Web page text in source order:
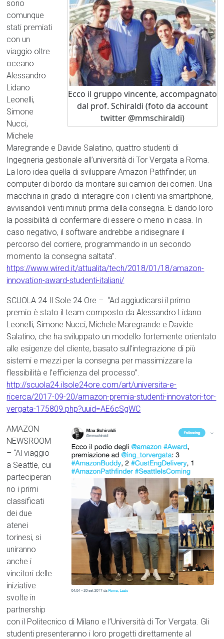
Ecco il gruppo vincente, accompagnato
dal prof. Schiraldi (foto da account
twitter @mmschiraldi)
sono
comunque
stati premiati
con un
viaggio oltre
oceano
Alessandro
Lidano
Leonelli,
Simone
Nucci,
Michele
Maregrande e Davide Salatino, quattro studenti di
Ingegneria gestionale all’università di Tor Vergata a Roma.
La loro idea quella di sviluppare Amazon Pathfinder, un
computer di bordo da montare sui camion dei corrieri. Una
macchina in grado di interagire con i clienti via smartphone,
avvisandoli venti minuti prima della consegna. E dando loro
la possibilità di confermare di essere o meno in casa. In
caso negativo, il software andrebbe a ridisegnare il
percorso del corriere, programmando in un secondo
momento la consegna saltata”.
https://www.wired.it/attualita/tech/2018/01/18/amazon-
innovation-award-studenti-italiani/
SCUOLA 24 Il Sole 24 Ore – “Ad aggiudicarsi il primo
premio è stato il team composto da Alessandro Lidano
Leonelli, Simone Nucci, Michele Maregrande e Davide
Salatino, che ha sviluppato un modello fortemente orientato
alle esigenze del cliente, basato sull’integrazione di più
sistemi e mezzi per la consegna per massimizzare la
flessibilità e l’efficienza del processo”.
http://scuola24.ilsole24ore.com/art/universita-e-
ricerca/2017-09-20/amazon-premia-studenti-innovatori-tor-
vergata-175809.php?uuid=AE6cSgWC
AMAZON
NEWSROOM
– “Al viaggio
a Seattle, cui
parteciperan
no i primi
classificati
dei due
atenei
torinesi, si
uniranno
anche i
vincitori delle
iniziative
svolte in
partnership
con il Politecnico di Milano e l’Università di Tor Vergata. Gli
studenti presenteranno i loro progetti direttamente al